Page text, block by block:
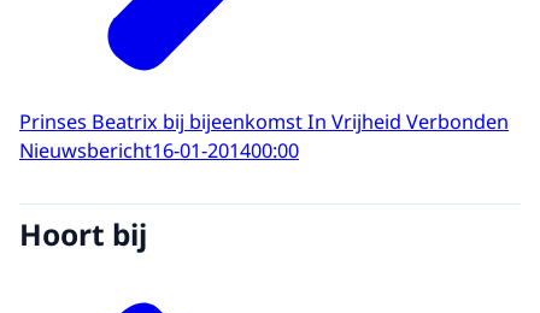
Prinses Beatrix bij bijeenkomst In Vrijheid Verbonden
Nieuwsbericht16-01-201400:00
Hoort bij